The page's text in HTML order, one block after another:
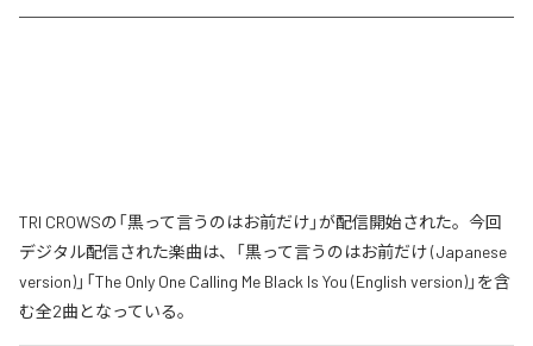
TRI CROWSの「黒って言うのはお前だけ」が配信開始された。今回
デジタル配信された楽曲は、「黒って言うのはお前だけ (Japanese
version)」「The Only One Calling Me Black Is You (English version)」を含
む全2曲となっている。